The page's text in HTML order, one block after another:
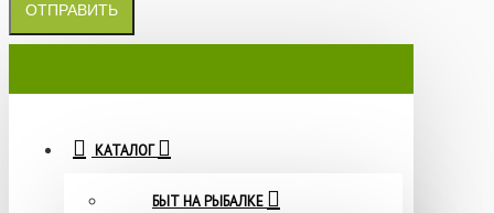
ОТПРАВИТЬ
КАТАЛОГ
БЫТ НА РЫБАЛКЕ